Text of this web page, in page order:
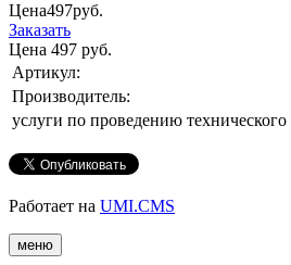
Цена497руб.
Заказать
Цена 497 руб.
Артикул:
Производитель:
услуги по проведению
Работает на UMI.CMS
меню